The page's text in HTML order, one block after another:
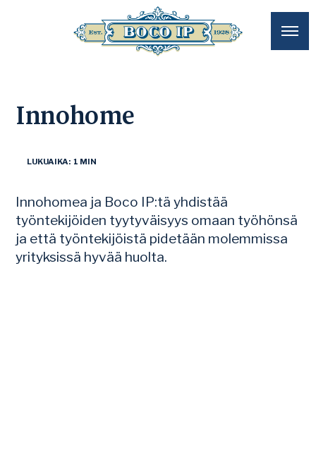
Innohome
LUKUAIKA: 1 MIN
Innohomea ja Boco IP:tä yhdistää
työntekijöiden tyytyväisyys omaan työhönsä
ja että työntekijöistä pidetään molemmissa
yrityksissä hyvää huolta.